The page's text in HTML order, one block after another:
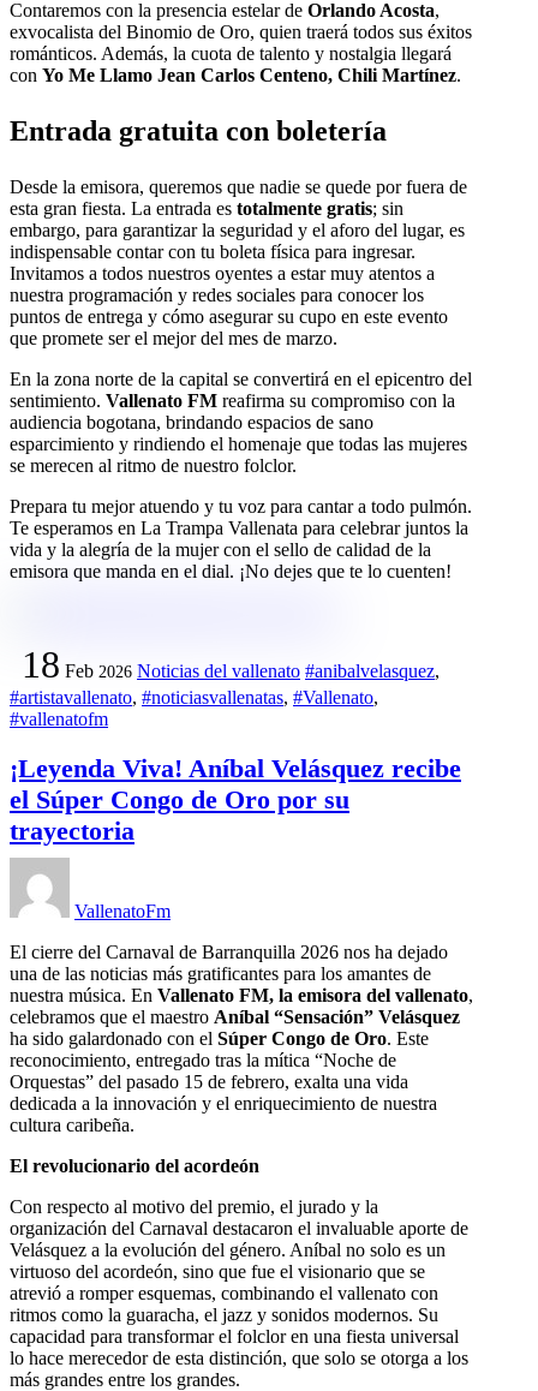
Contaremos con la presencia estelar de Orlando Acosta,
exvocalista del Binomio de Oro, quien traerá todos sus éxitos
románticos. Además, la cuota de talento y nostalgia llegará
con Yo Me Llamo Jean Carlos Centeno, Chili Martínez.
Entrada gratuita con boletería
Desde la emisora, queremos que nadie se quede por fuera de
esta gran fiesta. La entrada es totalmente gratis; sin
embargo, para garantizar la seguridad y el aforo del lugar, es
indispensable contar con tu boleta física para ingresar.
Invitamos a todos nuestros oyentes a estar muy atentos a
nuestra programación y redes sociales para conocer los
puntos de entrega y cómo asegurar su cupo en este evento
que promete ser el mejor del mes de marzo.
En la zona norte de la capital se convertirá en el epicentro del
sentimiento. Vallenato FM reafirma su compromiso con la
audiencia bogotana, brindando espacios de sano
esparcimiento y rindiendo el homenaje que todas las mujeres
se merecen al ritmo de nuestro folclor.
Prepara tu mejor atuendo y tu voz para cantar a todo pulmón.
Te esperamos en La Trampa Vallenata para celebrar juntos la
vida y la alegría de la mujer con el sello de calidad de la
emisora que manda en el dial. ¡No dejes que te lo cuenten!
18 Feb 2026 Noticias del vallenato #anibalvelasquez,
#artistavallenato, #noticiasvallenatas, #Vallenato,
#vallenatofm
¡Leyenda Viva! Aníbal Velásquez recibe
el Súper Congo de Oro por su
trayectoria
VallenatoFm
El cierre del Carnaval de Barranquilla 2026 nos ha dejado
una de las noticias más gratificantes para los amantes de
nuestra música. En Vallenato FM, la emisora del vallenato,
celebramos que el maestro Aníbal “Sensación” Velásquez
ha sido galardonado con el Súper Congo de Oro. Este
reconocimiento, entregado tras la mítica “Noche de
Orquestas” del pasado 15 de febrero, exalta una vida
dedicada a la innovación y el enriquecimiento de nuestra
cultura caribeña.
El revolucionario del acordeón
Con respecto al motivo del premio, el jurado y la
organización del Carnaval destacaron el invaluable aporte de
Velásquez a la evolución del género. Aníbal no solo es un
virtuoso del acordeón, sino que fue el visionario que se
atrevió a romper esquemas, combinando el vallenato con
ritmos como la guaracha, el jazz y sonidos modernos. Su
capacidad para transformar el folclor en una fiesta universal
lo hace merecedor de esta distinción, que solo se otorga a los
más grandes entre los grandes.